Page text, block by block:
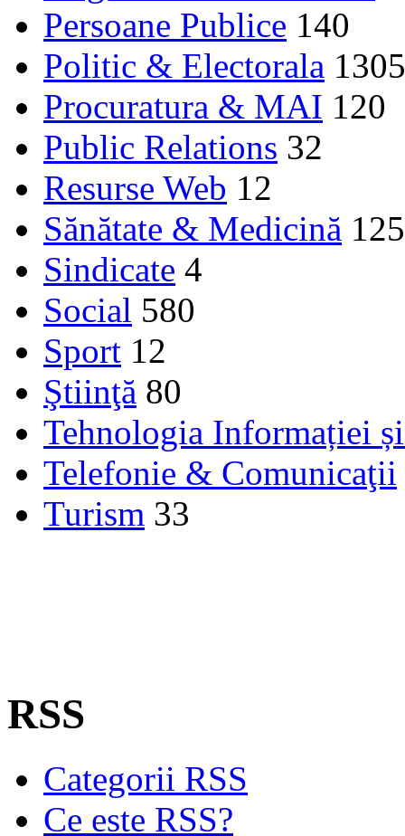
Persoane Publice 140
Politic & Electorala 1305
Procuratura & MAI 120
Public Relations 32
Resurse Web 12
Sănătate & Medicină 125
Sindicate 4
Social 580
Sport 12
Ştiinţă 80
Tehnologia Informației
Telefonie & Comunicaţii
Turism 33
RSS
Categorii RSS
Ce este RSS?